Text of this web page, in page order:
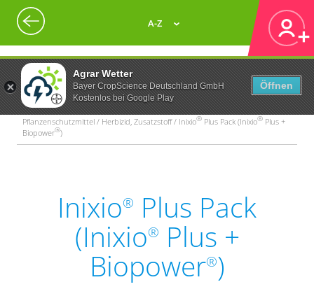
Agrar Wetter
Bayer CropScience Deutschland GmbH
Kostenlos bei Google Play
Öffnen
A-Z
Pflanzenschutzmittel / Herbizid, Zusatzstoff / Inixio® Plus Pack (Inixio® Plus +
Biopower®)
Inixio® Plus Pack
(Inixio® Plus +
Biopower®)